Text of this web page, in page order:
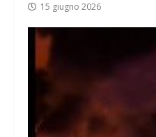
15 giugno 2026